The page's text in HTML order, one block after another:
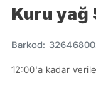
Kuru yağ
Barkod:
12:00'a kadar